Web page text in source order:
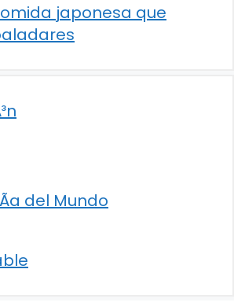
japonesa que
del Mundo